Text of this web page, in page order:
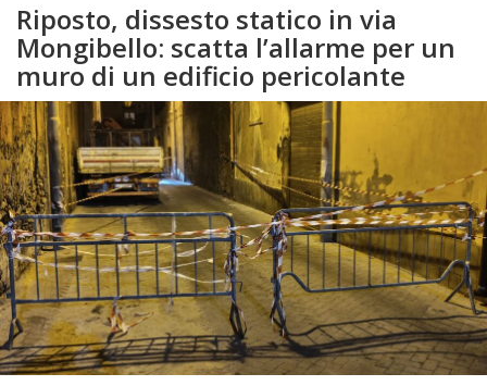
Riposto, dissesto statico in via
Mongibello: scatta l’allarme per un
muro di un edificio pericolante